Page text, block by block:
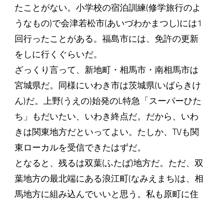
たことがない。小学校の宿泊訓練(修学旅行のよ
うなもの)で会津若松市(あいづわかまつし)には1
回行ったことがある。福島市には、免許の更新
をしに行くぐらいだ。
ざっくり言って、新地町・相馬市・南相馬市は
宮城県だ。同様にいわき市は茨城県(いばらきけ
ん)だ。上野(うえの)始発のL特急「スーパーひた
ち」もだいたい、いわき終点だ。だから、いわ
きは関東地方だといってよい。たしか、TVも関
東ローカルを受信できたはずだ。
となると、残るは双葉(ふたば)地方だ。ただ、双
葉地方の最北端にある浪江町(なみえまち)は、相
馬地方に組み込んでいいと思う。私も原町に住